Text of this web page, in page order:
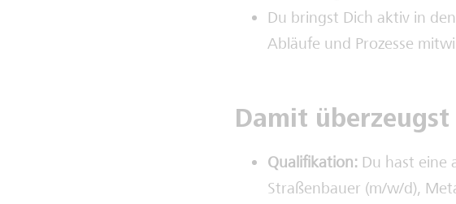
Du bringst Dich aktiv in
Abläufe und Prozesse
Damit überzeugst
Qualifikation: Du hast eine
Straßenbauer (m/w/d),